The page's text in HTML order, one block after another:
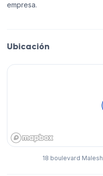
empresa.
Ubicación
18 boulevard